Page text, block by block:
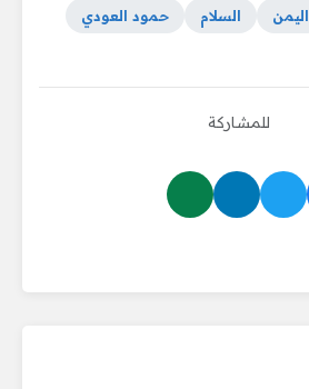
اليمن السلام
حمود العودي
للمشاركة